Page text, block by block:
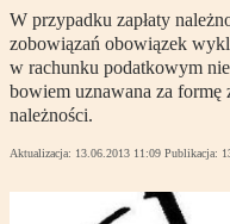
W przypadku zapłaty
zobowiązań obowiązek
w rachunku podatkowym
bowiem uznawana za formę
należności.
Aktualizacja: 13.06.2013 11:09 Publikacja: